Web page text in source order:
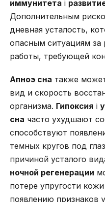
иммунитета i
Дополнительным
дневная усталость,
опасным ситуациям за
работы, требующей
Апноэ сна также
вид и скорость
организма. Гипоксия i
сна часто ухудшают
способствуют
темных кругов под
причиной усталого
ночной регенерации
потере упругости
появлению признаков